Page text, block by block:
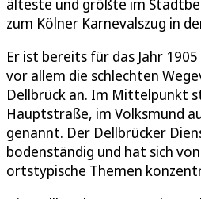
älteste und größte im
zum Kölner Karnevalszug in
Er ist bereits für das Jahr
vor allem die schlechten
Dellbrück an. Im Mittelpunkt
Hauptstraße, im Volksmund
genannt. Der Dellbrücker
bodenständig und hat sich
ortstypische Themen